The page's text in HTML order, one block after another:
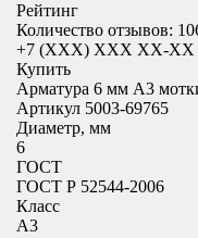
Рейтинг
Количество отзывов:
+7 (XXX) ХХХ ХХ-ХХ
Купить
Арматура 6 мм А3
Артикул 5003-69765
Диаметр, мм
6
ГОСТ
ГОСТ Р 52544-2006
Класс
А3